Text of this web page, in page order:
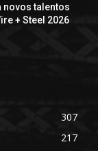
novos talentos
+ Steel 2026
307
217